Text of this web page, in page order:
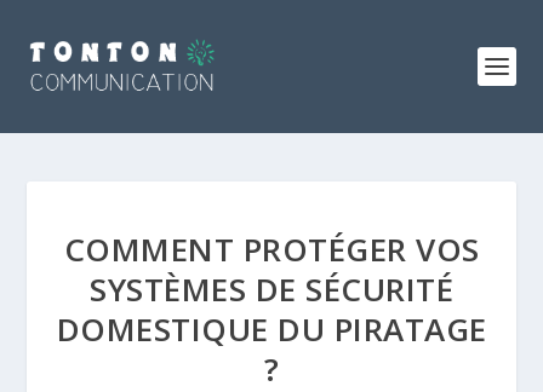
COMMENT PROTÉGER VOS
SYSTÈMES DE SÉCURITÉ
DOMESTIQUE DU PIRATAGE
?